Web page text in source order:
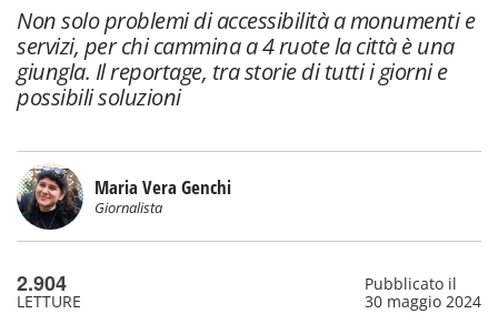
Non solo problemi di accessibilità a monumenti e
servizi, per chi cammina a 4 ruote la città è una
giungla. Il reportage, tra storie di tutti i giorni e
possibili soluzioni
Maria Vera Genchi
Giornalista
2.904
LETTURE
Pubblicato il
30 maggio 2024